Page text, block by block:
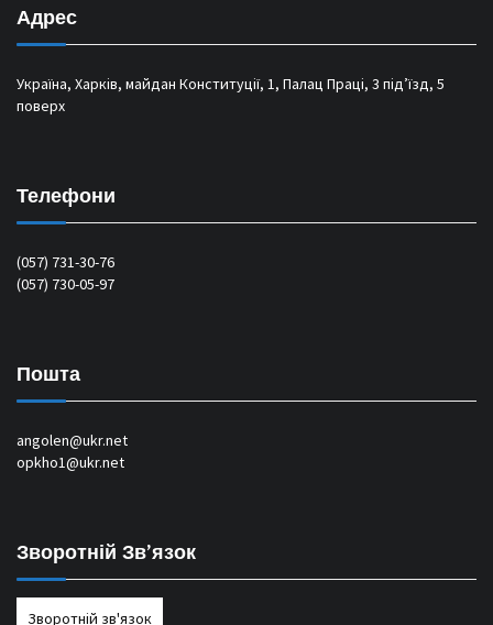
Адрес
Україна, Харків, майдан Конституції, 1, Палац Праці, 3 під’їзд, 5
поверх
Телефони
(057) 731-30-76
(057) 730-05-97
Пошта
angolen@ukr.net
opkho1@ukr.net
Зворотній Зв’язок
Зворотній зв'язок